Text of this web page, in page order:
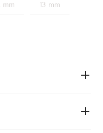
mm 13 mm